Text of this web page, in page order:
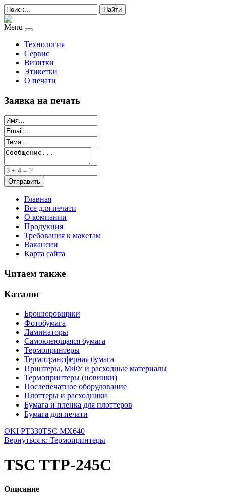
Найти
Menu
Технология
Сервис
Визитки
Этикетки
О печати
Заявка на печать
Главная
Все для печати
О компании
Продукция
Требования к макетам
Вакансии
Карта сайта
Читаем также
Каталог
Брошюровщики
Фотобумага
Ламинаторы
Самоклеющаяся бумага
Термопринтеры
Термотрансферная бумага
Принтеры, МФУ и расходные материалы
Термопринтеры (новинки)
Послепечатное оборудование
Плоттеры и расходники
Бумага и пленка для плоттеров
Бумага для печати
OKI PT330TSC MX640
Вернуться к: Термопринтеры
TSC TTP-245C
Описание